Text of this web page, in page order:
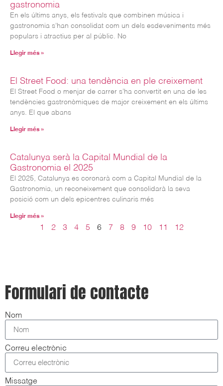
gastronomia
En els últims anys, els festivals que combinen música i
gastronomia s’han consolidat com un dels esdeveniments més
populars i atractius per al públic. No
Llegir més »
El Street Food: una tendència en ple creixement
El Street Food o menjar de carrer s’ha convertit en una de les
tendències gastronòmiques de major creixement en els últims
anys. El que abans
Llegir més »
Catalunya serà la Capital Mundial de la
Gastronomia el 2025
El 2025, Catalunya es coronarà com a Capital Mundial de la
Gastronomia, un reconeixement que consolidarà la seva
posició com un dels epicentres culinaris més
Llegir més »
1 2 3 4 5 6 7 8 9 10 11 12
Formulari de contacte
Nom
Correu electrònic
Missatge